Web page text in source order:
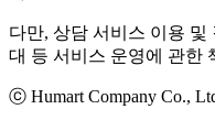
다만, 상담 서비스 이용 및
대 등 서비스 운영에 관한
ⓒ Humart Company Co.,